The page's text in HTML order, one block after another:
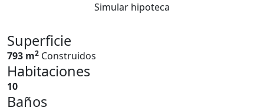
Simular hipoteca
Superficie
793 m2 Construidos
Habitaciones
10
Baños